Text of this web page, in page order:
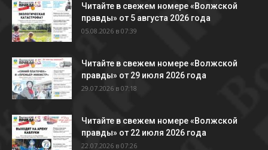
Читайте в свежем номере «Волжской
правды» от 5 августа 2026 года
05.08.2026 в 07:39
Читайте в свежем номере «Волжской
правды» от 29 июля 2026 года
29.07.2026 в 07:18
Читайте в свежем номере «Волжской
правды» от 22 июля 2026 года
22.07.2026 в 07:26